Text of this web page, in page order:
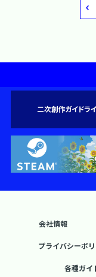
会社情報
プライバシーポ
各種ガイ